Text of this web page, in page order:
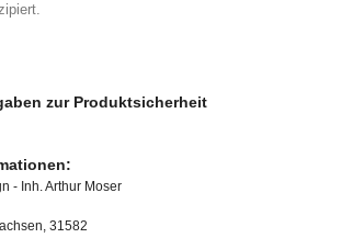
zur Produktsicherheit
- Inh. Arthur Moser
31582